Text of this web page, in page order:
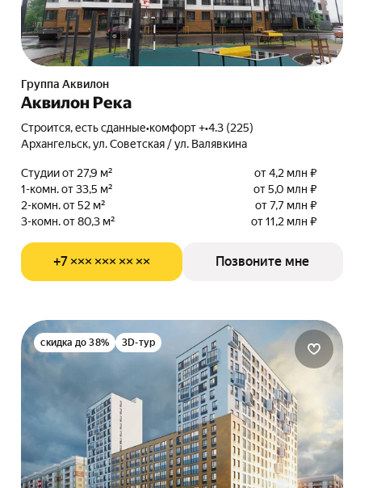
Группа Аквилон
Аквилон Река
Строится, есть сданные•комфорт +•4.3 (225)
Архангельск, ул. Советская / ул. Валявкина
Студии от 27,9 м²
от 4,2 млн ₽
1-комн. от 33,5 м²
от 5,0 млн ₽
2-комн. от 52 м²
от 7,7 млн ₽
3-комн. от 80,3 м²
от 11,2 млн ₽
+7 ××× ××× ×× ×× Позвоните мне
скидка до 38% 3D-тур